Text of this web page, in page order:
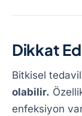
Dikkat
Bitkisel
olabilir.
enfeksiyon